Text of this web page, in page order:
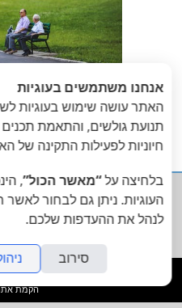
« הקודם: פסק זמן,
לא מה שחשבתם!

הקמת
אנחנו משתמשים בעוגיות
האתר עושה שימוש בעוגיות
תנועת גולשים, והתאמת תכנים
חיוניות לפעילות התקינה של
בלחיצה על“מאשר הכול”,
העוגיות. ניתן גם לבחור לאשר
לנהל את ההעדפות שלכם.
סירוב